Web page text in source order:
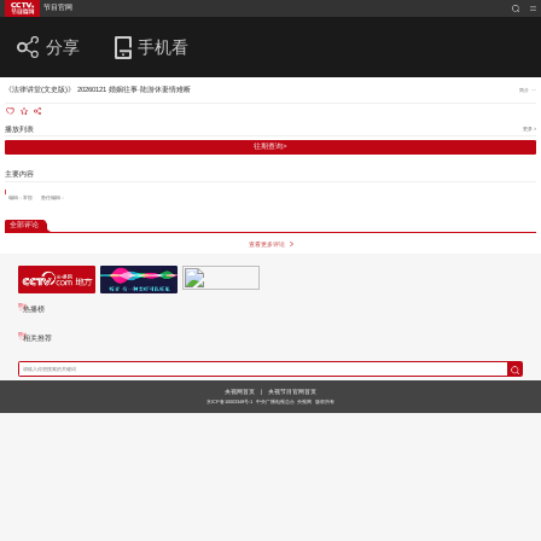
节目官网
分享 手机看
《法律讲堂(文史版)》 20260121 婚姻往事·陆游休妻情难断 简介
播放列表 更多 >
往期查询>
主要内容
编辑：常悦 责任编辑：
全部评论
查看更多评论
热播榜
相关推荐
央视网首页 | 央视节目官网首页
京ICP备10003349号-1 中央广播电视总台 央视网 版权所有